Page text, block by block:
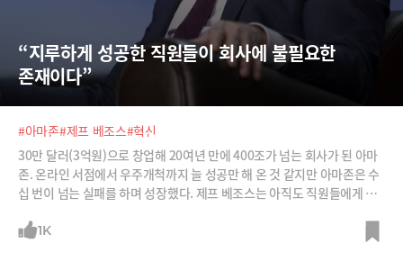
“지루하게 성공한 직원들이 회사에 불필요한
존재이다”
#아마존#제프 베조스#혁신
30만 달러(3억원)으로 창업해 20여년 만에 400조가 넘는 회사가 된 아마
존. 온라인 서점에서 우주개척까지 늘 성공만 해 온 것 같지만 아마존은 수
십 번이 넘는 실패를 하며 성장했다. 제프 베조스는 아직도 직원들에게 실
1K